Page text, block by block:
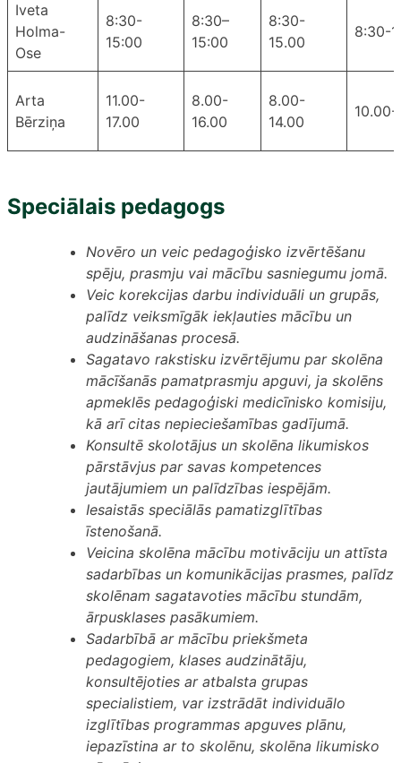
Iveta
Holma-
Ose
8:30-
15:00
8:30–
15:00
8:30-
15.00
8:30-
Arta
Bērziņa
11.00-
17.00
8.00-
16.00
8.00-
14.00
10.00-
Speciālais pedagogs
Novēro un veic pedagoģisko izvērtēšanu
spēju, prasmju vai mācību sasniegumu jomā.
Veic korekcijas darbu individuāli un grupās,
palīdz veiksmīgāk iekļauties mācību un
audzināšanas procesā.
Sagatavo rakstisku izvērtējumu par skolēna
mācīšanās pamatprasmju apguvi, ja skolēns
apmeklēs pedagoģiski medicīnisko komisiju,
kā arī citas nepieciešamības gadījumā.
Konsultē skolotājus un skolēna likumiskos
pārstāvjus par savas kompetences
jautājumiem un palīdzības iespējām.
Iesaistās speciālās pamatizglītības
īstenošanā.
Veicina skolēna mācību motivāciju un attīsta
sadarbības un komunikācijas prasmes, palīdz
skolēnam sagatavoties mācību stundām,
ārpusklases pasākumiem.
Sadarbībā ar mācību priekšmeta
pedagogiem, klases audzinātāju,
konsultējoties ar atbalsta grupas
specialistiem, var izstrādāt individuālo
izglītības programmas apguves plānu,
iepazīstina ar to skolēnu, skolēna likumisko